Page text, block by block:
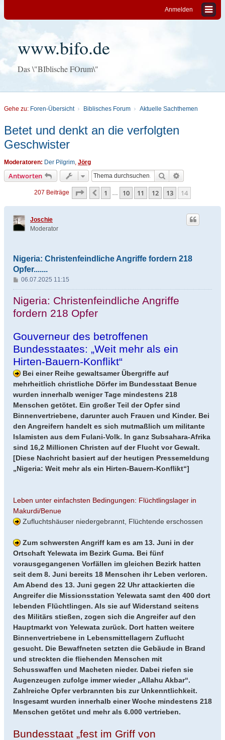
Anmelden
www.bifo.de
Das \"BIblische FOrum\"
Gehe zu: Foren-Übersicht Biblisches Forum Aktuelle Sachthemen
Betet und denkt an die verfolgten
Geschwister
Moderatoren: Der Pilgrim, Jörg
Antworten Suche
207 Beiträge Seite 14 von 14
Vorherige
1 … 10 11 12 13 14
Joschie
Moderator
Nigeria: Christenfeindliche Angriffe fordern 218
Opfer.......
B
e
i
t
r
g
06.07.2025 11:15
Nigeria: Christenfeindliche Angriffe
fordern 218 Opfer
Gouverneur des betroffenen
Bundesstaates: „Weit mehr als ein
Hirten-Bauern-Konflikt“
Bei einer Reihe gewaltsamer Übergriffe auf
mehrheitlich christliche Dörfer im Bundesstaat Benue
wurden innerhalb weniger Tage mindestens 218
Menschen getötet. Ein großer Teil der Opfer sind
Binnenvertriebene, darunter auch Frauen und Kinder. Bei
den Angreifern handelt es sich mutmaßlich um militante
Islamisten aus dem Fulani-Volk. In ganz Subsahara-Afrika
sind 16,2 Millionen Christen auf der Flucht vor Gewalt.
[Diese Nachricht basiert auf der heutigen Pressemeldung
„Nigeria: Weit mehr als ein Hirten-Bauern-Konflikt“]
Leben unter einfachsten Bedingungen: Flüchtlingslager in
Makurdi/Benue
Zufluchtshäuser niedergebrannt, Flüchtende erschossen
Zum schwersten Angriff kam es am 13. Juni in der
Ortschaft Yelewata im Bezirk Guma. Bei fünf
vorausgegangenen Vorfällen im gleichen Bezirk hatten
seit dem 8. Juni bereits 18 Menschen ihr Leben verloren.
Am Abend des 13. Juni gegen 22 Uhr attackierten die
Angreifer die Missionsstation Yelewata samt den 400 dort
lebenden Flüchtlingen. Als sie auf Widerstand seitens
des Militärs stießen, zogen sich die Angreifer auf den
Hauptmarkt von Yelewata zurück. Dort hatten weitere
Binnenvertriebene in Lebensmittellagern Zuflucht
gesucht. Die Bewaffneten setzten die Gebäude in Brand
und streckten die fliehenden Menschen mit
Schusswaffen und Macheten nieder. Dabei riefen sie
Augenzeugen zufolge immer wieder „Allahu Akbar“.
Zahlreiche Opfer verbrannten bis zur Unkenntlichkeit.
Insgesamt wurden innerhalb einer Woche mindestens 218
Menschen getötet und mehr als 6.000 vertrieben.
Bundesstaat „fest im Griff von